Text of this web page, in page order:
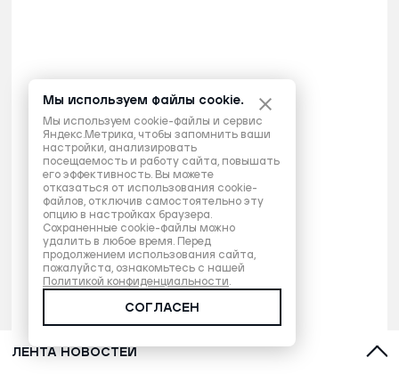
ЛЕНТА НОВОСТЕЙ
Мы используем файлы cookie.
Мы используем cookie-файлы и сервис
Яндекс.Метрика, чтобы запомнить ваши
настройки, анализировать
посещаемость и работу сайта, повышать
его эффективность. Вы можете
отказаться от использования cookie-
файлов, отключив самостоятельно эту
опцию в настройках браузера.
Сохраненные cookie-файлы можно
удалить в любое время. Перед
продолжением использования сайта,
пожалуйста, ознакомьтесь с нашей
Политикой конфиденциальности.
СОГЛАСЕН